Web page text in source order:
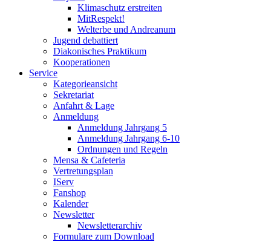
Klimaschutz erstreiten
MitRespekt!
Welterbe und Andreanum
Jugend debattiert
Diakonisches Praktikum
Kooperationen
Service
Kategorieansicht
Sekretariat
Anfahrt & Lage
Anmeldung
Anmeldung Jahrgang 5
Anmeldung Jahrgang 6-10
Ordnungen und Regeln
Mensa & Cafeteria
Vertretungsplan
IServ
Fanshop
Kalender
Newsletter
Newsletterarchiv
Formulare zum Download